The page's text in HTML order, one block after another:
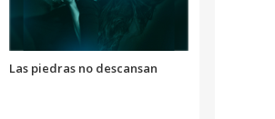
Las piedras no descansan